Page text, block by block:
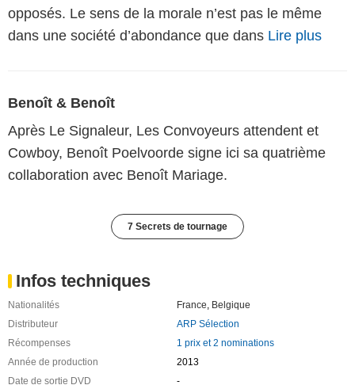
opposés. Le sens de la morale n’est pas le même
dans une société d’abondance que dans Lire plus
Benoît & Benoît
Après Le Signaleur, Les Convoyeurs attendent et
Cowboy, Benoît Poelvoorde signe ici sa quatrième
collaboration avec Benoît Mariage.
7 Secrets de tournage
Infos techniques
Nationalités France, Belgique
Distributeur
ARP Sélection
Récompenses
1 prix et 2 nominations
Année de production
2013
Date de sortie DVD
-